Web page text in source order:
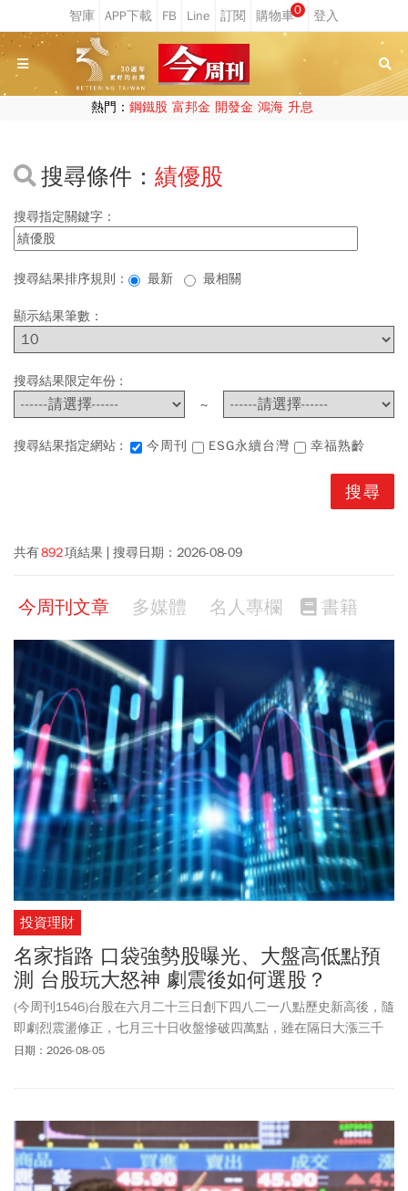
0
熱門： 鋼鐵股 富邦金 開發金 鴻海 升息
搜尋條件： 績優股
搜尋指定關鍵字：
搜尋結果排序規則： 最新 最相關
顯示結果筆數：
搜尋結果限定年份 :
~
搜尋結果指定網站 : 今周刊 ESG永續台灣 幸福熟齡
共有892項結果 搜尋日期： 2026-08-09
今周刊文章 多媒體 名人專欄 書籍
投資理財
名家指路 口袋強勢股曝光、大盤高低點預
測 台股玩大怒神 劇震後如何選股？
(今周刊1546)台股在六月二十三日創下四八二一八點歷史新高後，隨
即劇烈震盪修正，七月三十日收盤慘破四萬點，雖在隔日大漲三千
點、收復季線站上四三一一九點，但經一輪哀鴻遍野的殺盤，已讓
日期：2026-08-05